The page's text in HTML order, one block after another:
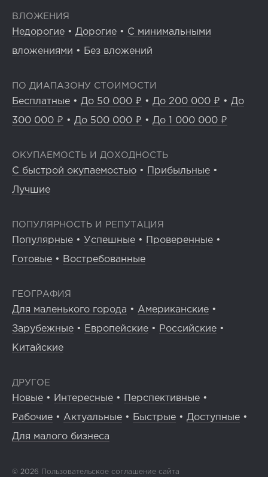
ВЛОЖЕНИЯ
Недорогие • Дорогие • С минимальными
вложениями • Без вложений
ПО ДИАПАЗОНУ СТОИМОСТИ
Бесплатные • До 50 000 ₽ • До 200 000 ₽ • До
300 000 ₽ • До 500 000 ₽ • До 1 000 000 ₽
ОКУПАЕМОСТЬ И ДОХОДНОСТЬ
С быстрой окупаемостью • Прибыльные •
Лучшие
ПОПУЛЯРНОСТЬ И РЕПУТАЦИЯ
Популярные • Успешные • Проверенные •
Готовые • Востребованные
ГЕОГРАФИЯ
Для маленького города • Американские •
Зарубежные • Европейские • Российские •
Китайские
ДРУГОЕ
Новые • Интересные • Перспективные •
Рабочие • Актуальные • Быстрые • Доступные •
Для малого бизнеса
© 2026 Пользовательское соглашение сайта